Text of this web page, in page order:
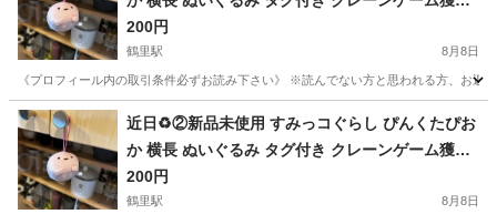
品❁¨̮
200円
鶴里駅 8月8日
《プロフィール内の取引条件必ずお読み下さい》 ※読んでない方と思われる方、お
愛知 名古屋市 鶴里駅 その他 すみっコぐらし
近日♻️②新品未使用 すみっコぐらし ぴんくたぴお
か 横長 ぬいぐるみ タグ付き クレーンゲーム獲得
品❁¨̮
200円
鶴里駅 8月8日